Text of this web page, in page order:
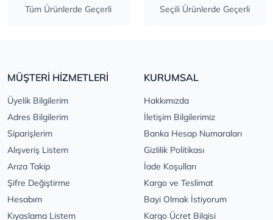
Tüm Ürünlerde Geçerli Seçili Ürünlerde Geçerli
MÜŞTERİ HİZMETLERİ
Üyelik Bilgilerim
Adres Bilgilerim
Siparişlerim
Alışveriş Listem
Arıza Takip
Şifre Değiştirme
Hesabım
Kıyaslama Listem
KURUMSAL
Hakkımızda
İletişim Bilgilerimiz
Banka Hesap Numaraları
Gizlilik Politikası
İade Koşulları
Kargo ve Teslimat
Bayi Olmak İstiyorum
Kargo Ücret Bilgisi